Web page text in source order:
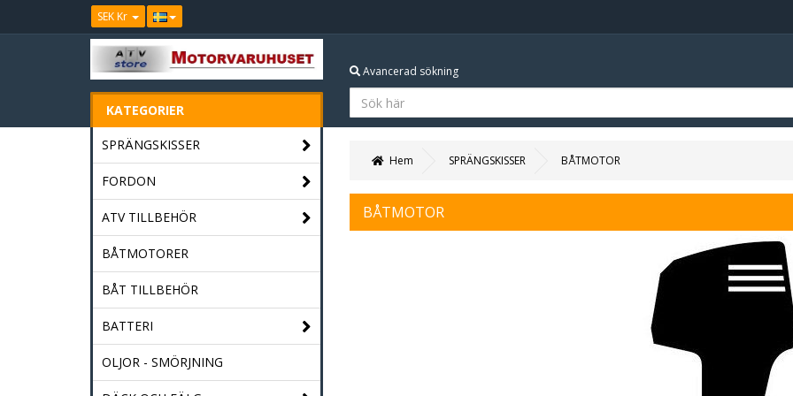
SEK Kr
KATEGORIER
Avancerad sökning
SPRÄNGSKISSER
FORDON
ATV TILLBEHÖR
BÅTMOTORER
BÅT TILLBEHÖR
BATTERI
OLJOR - SMÖRJNING
Hem SPRÄNGSKISSER BÅTMOTOR
BÅTMOTOR